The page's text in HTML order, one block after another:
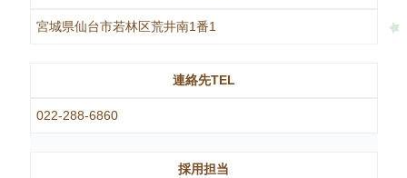
宮城県仙台市若林区荒井南1番1
連絡先TEL
022-288-6860
採用担当